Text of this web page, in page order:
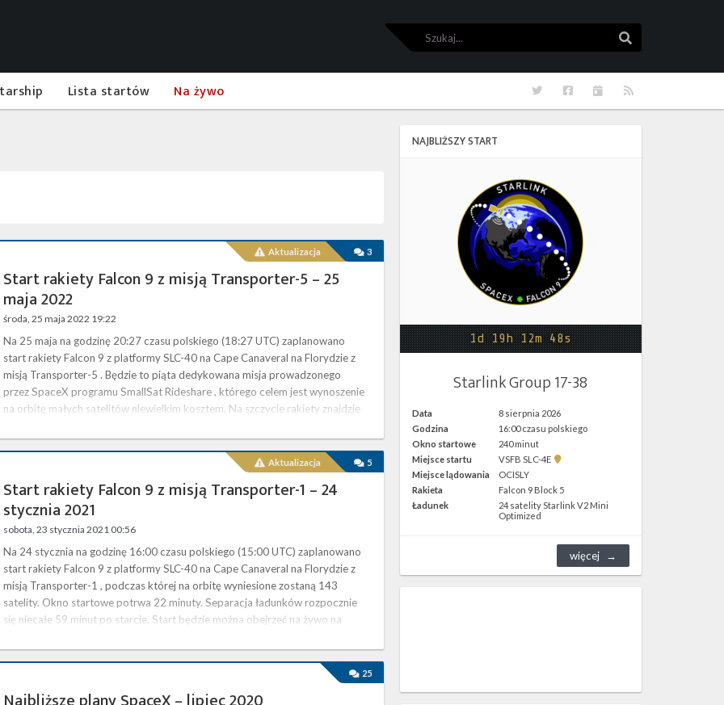
Szukaj
Lista startów Na żywo RSS
Kalendarze
Facebook
Twitter
Aktualizacja 3
Start rakiety Falcon 9 z misją Transporter-5 – 25
maja 2022
środa, 25 maja 2022 19:22
Na 25 maja na godzinę 20:27 czasu polskiego (18:27 UTC) zaplanowano
start rakiety Falcon 9 z platformy SLC-40 na Cape Canaveral na Florydzie z
misją Transporter-5 . Będzie to piąta dedykowana misja prowadzonego
przez SpaceX programu SmallSat Rideshare , którego celem jest wynoszenie
na orbitę małych satelitów niewielkim kosztem. Na szczycie rakiety znajdzie
starcie z platformy rakieta skieruje się na …
Aktualizacja 5
Start rakiety Falcon 9 z misją Transporter-1 – 24
stycznia 2021
sobota, 23 stycznia 2021 00:56
Na 24 stycznia na godzinę 16:00 czasu polskiego (15:00 UTC) zaplanowano
start rakiety Falcon 9 z platformy SLC-40 na Cape Canaveral na Florydzie z
misją Transporter-1 , podczas której na orbitę wyniesione zostaną 143
satelity. Okno startowe potrwa 22 minuty. Separacja ładunków rozpocznie
się niecałe 59 minut po starcie. Start będzie można obejrzeć na żywo na
wynoszenia małych satelitów SpaceX, SmallSat Rideshare…
25
NAJBLIŻSZY START
1d 19h 12m 48s
Starlink Group 17-38
Data
8 sierpnia 2026
Godzina
16:00 czasu polskiego
Okno startowe
240 minut
Miejsce startu
VSFB SLC-4E
Pokaż
SLC-
4E w
Google
Miejsce lądowania
OCISLY
Rakieta
Falcon 9 Block 5
Ładunek
24 satelity Starlink V2 Mini
Optimized
więcej